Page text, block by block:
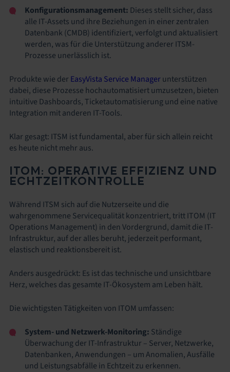
Konfigurationsmanagement: Dieses stellt sicher, dass
alle IT-Assets und ihre Beziehungen in einer zentralen
Datenbank (CMDB) identifiziert, verfolgt und aktualisiert
werden, was für die Unterstützung anderer ITSM-
Prozesse unerlässlich ist.
Produkte wie der EasyVista Service Managerunterstützen
dabei, diese Prozesse hochautomatisiert umzusetzen, bieten
intuitive Dashboards, Ticketautomatisierung und eine native
Integration mit anderen IT-Tools.
Klar gesagt: ITSM ist fundamental, aber für sich allein reicht
es heute nicht mehr aus.
ITOM: OPERATIVE EFFIZIENZ UND
ECHTZEITKONTROLLE
Während ITSM sich auf die Nutzerseite und die
wahrgenommene Servicequalität konzentriert, tritt ITOM (IT
Operations Management) in den Vordergrund, damit die IT-
Infrastruktur, auf der alles beruht, jederzeit performant,
elastisch und reaktionsbereit ist.
Anders ausgedrückt: Es ist das technische und unsichtbare
Herz, welches das gesamte IT-Ökosystem am Leben hält.
Die wichtigsten Tätigkeiten von ITOM umfassen:
System- und Netzwerk-Monitoring: Ständige
Überwachung der IT-Infrastruktur – Server, Netzwerke,
Datenbanken, Anwendungen – um Anomalien, Ausfälle
und Leistungsabfälle in Echtzeit zu erkennen.